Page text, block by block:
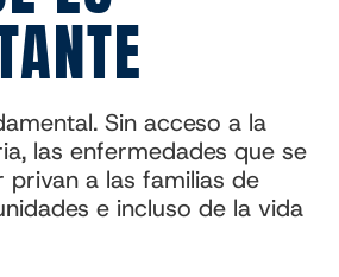
Sin acceso a la
las enfermedades que se
privan a las familias de
e incluso de la vida